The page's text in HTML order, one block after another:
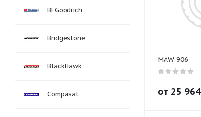
MAW 906
от 25 964
BFGoodrich
Bridgestone
BlackHawk
Compasal